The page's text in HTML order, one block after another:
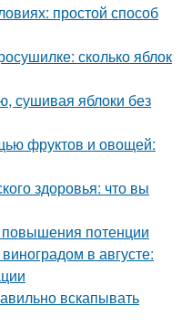
простой способ
сколько яблок
сушивая яблоки без
фруктов и овощей:
здоровья: что вы
повышения потенции
в августе:
вскапывать